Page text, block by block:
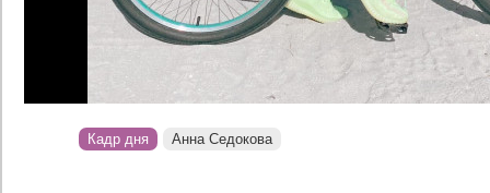
Кадр дня Анна Седокова